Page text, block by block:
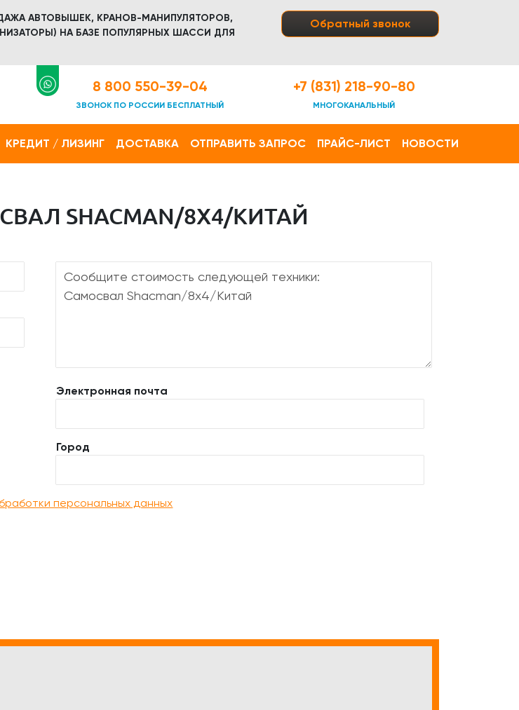
АВТОВЫШЕК, КРАНОВ-МАНИПУЛЯТОРОВ,
НА БАЗЕ ПОПУЛЯРНЫХ ШАССИ ДЛЯ
Обратный звонок
8 800 550-39-04
ЗВОНОК ПО РОССИИ БЕСПЛАТНЫЙ
+7 (831) 218-90-80
МНОГОКАНАЛЬНЫЙ
КРЕДИТ / ЛИЗИНГ ДОСТАВКА ОТПРАВИТЬ ЗАПРОС ПРАЙС-ЛИСТ НОВОСТИ
SHACMAN/8Х4/КИТАЙ
Электронная почта
Город
персональных данных